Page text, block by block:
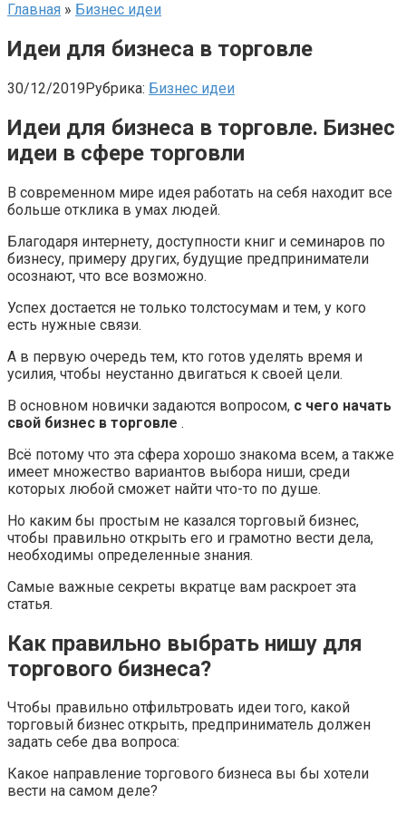
Главная » Бизнес идеи
Идеи для бизнеса в торговле
30/12/2019Рубрика: Бизнес идеи
Идеи для бизнеса в торговле. Бизнес
идеи в сфере торговли
В современном мире идея работать на себя находит все
больше отклика в умах людей.
Благодаря интернету, доступности книг и семинаров по
бизнесу, примеру других, будущие предприниматели
осознают, что все возможно.
Успех достается не только толстосумам и тем, у кого
есть нужные связи.
А в первую очередь тем, кто готов уделять время и
усилия, чтобы неустанно двигаться к своей цели.
В основном новички задаются вопросом, с чего начать
свой бизнес в торговле .
Всё потому что эта сфера хорошо знакома всем, а также
имеет множество вариантов выбора ниши, среди
которых любой сможет найти что-то по душе.
Но каким бы простым не казался торговый бизнес,
чтобы правильно открыть его и грамотно вести дела,
необходимы определенные знания.
Самые важные секреты вкратце вам раскроет эта
статья.
Как правильно выбрать нишу для
торгового бизнеса?
Чтобы правильно отфильтровать идеи того, какой
торговый бизнес открыть, предприниматель должен
задать себе два вопроса:
Какое направление торгового бизнеса вы бы хотели
вести на самом деле?